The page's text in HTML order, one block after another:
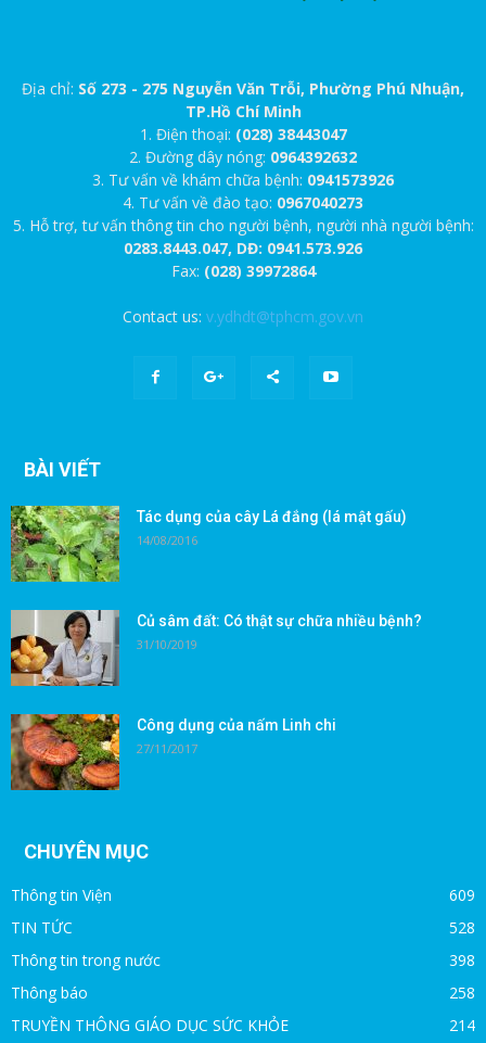
Địa chỉ: Số 273 - 275 Nguyễn Văn Trỗi, Phường Phú Nhuận,
TP.Hồ Chí Minh
1. Điện thoại: (028) 38443047
2. Đường dây nóng: 0964392632
3. Tư vấn về khám chữa bệnh: 0941573926
4. Tư vấn về đào tạo: 0967040273
5. Hỗ trợ, tư vấn thông tin cho người bệnh, người nhà người bệnh:
0283.8443.047, DĐ: 0941.573.926
Fax: (028) 39972864
Contact us: v.ydhdt@tphcm.gov.vn
BÀI VIẾT
Tác dụng của cây Lá đắng (lá mật gấu)
14/08/2016
Củ sâm đất: Có thật sự chữa nhiều bệnh?
31/10/2019
Công dụng của nấm Linh chi
27/11/2017
CHUYÊN MỤC
Thông tin Viện
609
TIN TỨC
528
Thông tin trong nước
398
Thông báo
258
TRUYỀN THÔNG GIÁO DỤC SỨC KHỎE
214